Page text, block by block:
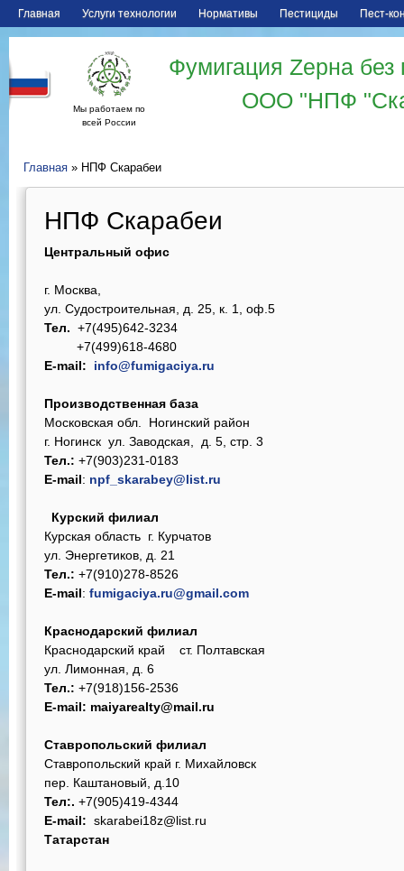
Главная Услуги технологии Нормативы Пестициды Пест-
Мы работаем по
всей России
Фумигация Zерна
ООО "НПФ
Главная » НПФ Скарабеи
НПФ Скарабеи
Центральный офис
г. Москва,
ул. Судостроительная, д. 25, к. 1,
Тел. +7(495)642-3234
+7(499)618-4680
Е-mail:
info@fumigaciya.ru
Производственная база
Московская обл. Ногинский район
г. Ногинск ул. Заводская, д. 5, стр. 3
Тел.: +7(903)231-0183
E-mail: npf_skarabey@list.ru
Курский филиал
Курская область г. Курчатов
ул. Энергетиков, д. 21
Тел.: +7(910)278-8526
E-mail: fumigaciya.ru@gmail.com
Краснодарский филиал
Краснодарский край ст. Полтавская
ул. Лимонная, д. 6
Тел.: +7(918)156-2536
E-mail: maiyarealty@mail.ru
Ставропольский филиал
Ставропольский край г. Михайловск
пер. Каштановый, д.10
Тел:. +7(905)419-4344
E-mail: skarabei18z@list.ru
Татарстан